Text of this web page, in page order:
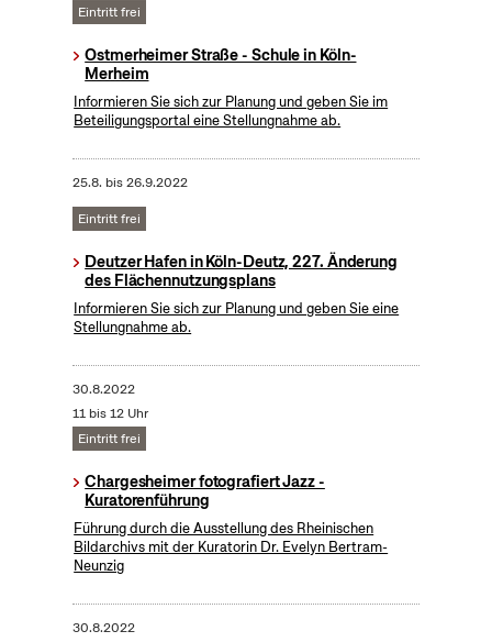
Eintritt frei
Ostmerheimer Straße - Schule in Köln-
Merheim
Informieren Sie sich zur Planung und geben Sie im
Beteiligungsportal eine Stellungnahme ab.
25.8. bis26.9.2022
Eintritt frei
Deutzer Hafen in Köln-Deutz, 227. Änderung
des Flächennutzungsplans
Informieren Sie sich zur Planung und geben Sie eine
Stellungnahme ab.
30.8.2022
11 bis 12 Uhr
Eintritt frei
Chargesheimer fotografiert Jazz -
Kuratorenführung
Führung durch die Ausstellung des Rheinischen
Bildarchivs mit der Kuratorin Dr. Evelyn Bertram-
Neunzig
30.8.2022